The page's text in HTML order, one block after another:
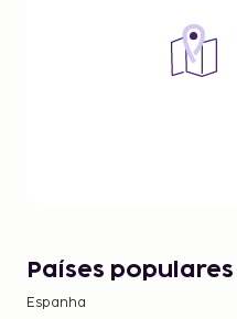
Países populares
Espanha